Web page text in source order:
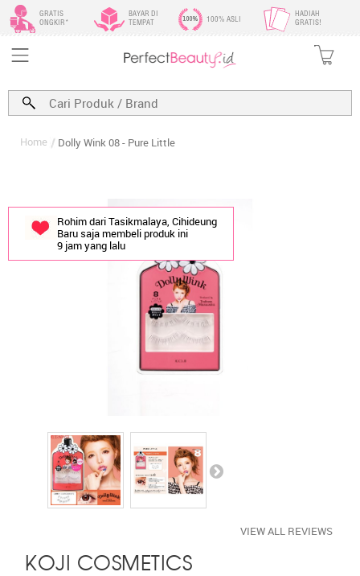
GRATIS
ONGKIR*
BAYAR DI
TEMPAT
100% ASLI
HADIAH
GRATIS!
Home Dolly Wink 08 - Pure Little
Rohim dari Tasikmalaya, Cihideung
Baru saja membeli produk ini
9 jam yang lalu
KOJI COSMETICS
VIEW ALL REVIEWS